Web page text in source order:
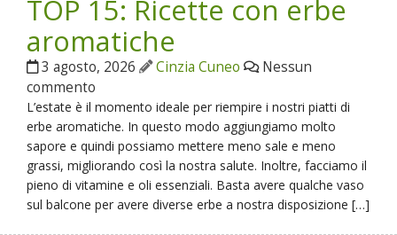
TOP 15: Ricette con erbe
aromatiche
3 agosto, 2026 Cinzia Cuneo
Nessun
commento
L’estate è il momento ideale per riempire i nostri piatti di
erbe aromatiche. In questo modo aggiungiamo molto
sapore e quindi possiamo mettere meno sale e meno
grassi, migliorando così la nostra salute. Inoltre, facciamo il
pieno di vitamine e oli essenziali. Basta avere qualche vaso
sul balcone per avere diverse erbe a nostra disposizione […]